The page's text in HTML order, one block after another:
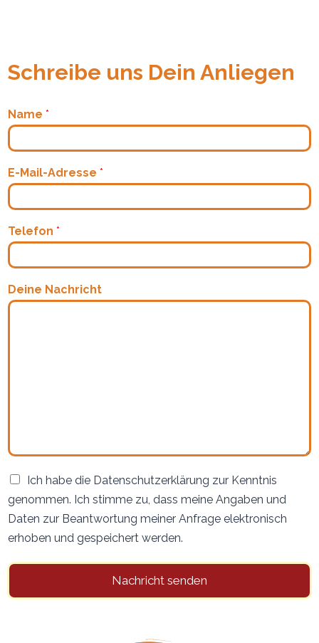
Schreibe uns Dein Anliegen
Name *
E-Mail-Adresse *
Telefon *
Deine Nachricht
C
e
c
k
a
k
Ich habe die Datenschutzerklärung zur Kenntnis
genommen. Ich stimme zu, dass meine Angaben und
Daten zur Beantwortung meiner Anfrage elektronisch
erhoben und gespeichert werden.
Nachricht senden